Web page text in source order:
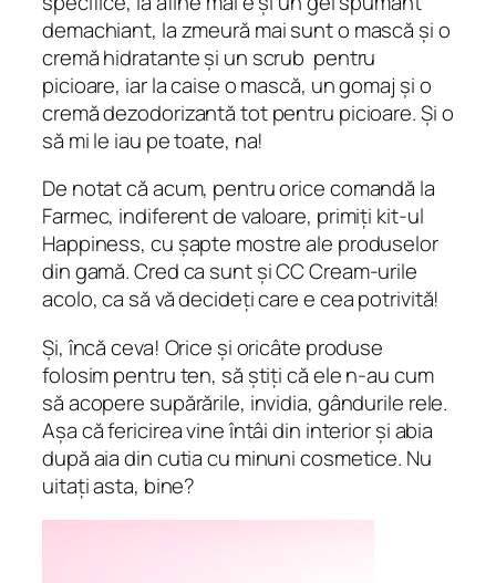
demachiant, la zmeură mai sunt o mască și o
cremă hidratante și un scrub pentru
picioare, iar la caise o mască, un gomaj și o
cremă dezodorizantă tot pentru picioare. Și o
să mi le iau pe toate, na!
De notat că acum, pentru orice comandă la
Farmec, indiferent de valoare, primiți kit-ul
Happiness, cu șapte mostre ale produselor
din gamă. Cred ca sunt și CC Cream-urile
acolo, ca să vă decideți care e cea potrivită!
Și, încă ceva! Orice și oricâte produse
folosim pentru ten, să știți că ele n-au cum
să acopere supărările, invidia, gândurile rele.
Așa că fericirea vine întâi din interior și abia
după aia din cutia cu minuni cosmetice. Nu
uitați asta, bine?